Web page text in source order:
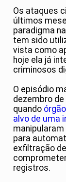
Os ataques
últimos
paradigma
tem sido
vista como
hoje ela já
criminosos
O episódio
dezembro
quando
alvo de uma
para
exfiltração
registros.